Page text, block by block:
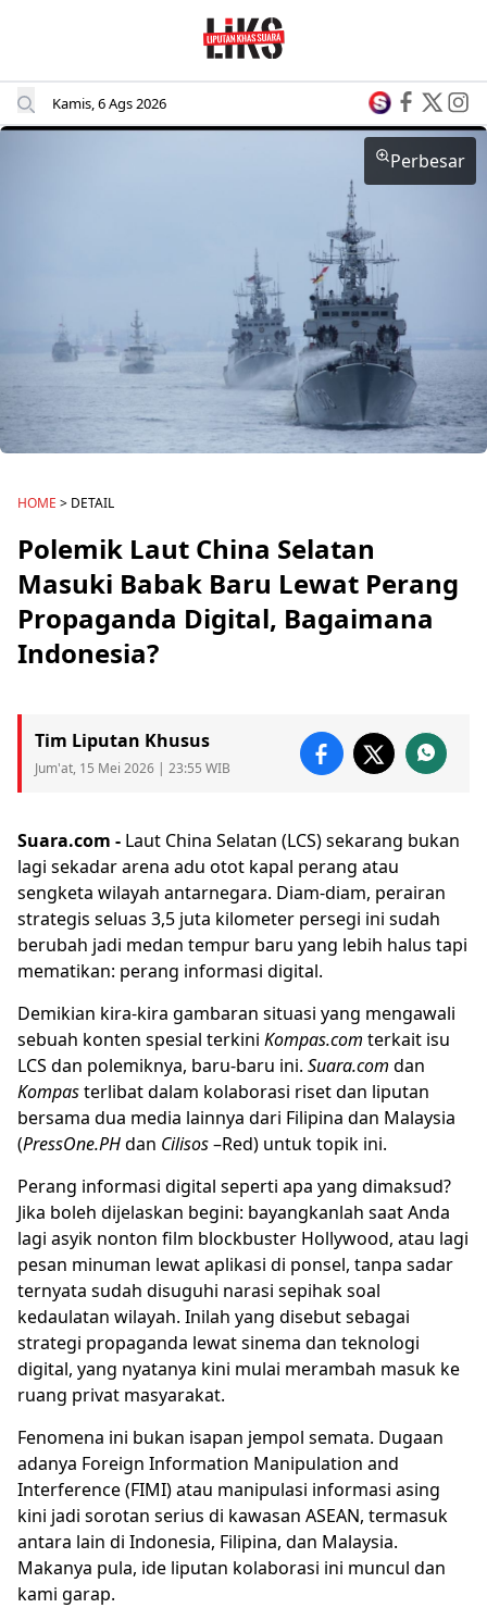
Kamis, 6 Ags 2026
Perbesar
HOME > DETAIL
Polemik Laut China Selatan
Masuki Babak Baru Lewat Perang
Propaganda Digital, Bagaimana
Indonesia?
Tim Liputan Khusus
Jum'at, 15 Mei 2026 | 23:55 WIB
Suara.com - Laut China Selatan (LCS) sekarang bukan
lagi sekadar arena adu otot kapal perang atau
sengketa wilayah antarnegara. Diam-diam, perairan
strategis seluas 3,5 juta kilometer persegi ini sudah
berubah jadi medan tempur baru yang lebih halus tapi
mematikan: perang informasi digital.
Demikian kira-kira gambaran situasi yang mengawali
sebuah konten spesial terkini Kompas.com terkait isu
LCS dan polemiknya, baru-baru ini. Suara.com dan
Kompasterlibat dalam kolaborasi riset dan liputan
bersama dua media lainnya dari Filipina dan Malaysia
(PressOne.PHdan Cilisos–Red) untuk topik ini.
Perang informasi digital seperti apa yang dimaksud?
Jika boleh dijelaskan begini: bayangkanlah saat Anda
lagi asyik nonton film blockbuster Hollywood, atau lagi
pesan minuman lewat aplikasi di ponsel, tanpa sadar
ternyata sudah disuguhi narasi sepihak soal
kedaulatan wilayah. Inilah yang disebut sebagai
strategi propaganda lewat sinema dan teknologi
digital, yang nyatanya kini mulai merambah masuk ke
ruang privat masyarakat.
Fenomena ini bukan isapan jempol semata. Dugaan
adanya Foreign Information Manipulation and
Interference (FIMI) atau manipulasi informasi asing
kini jadi sorotan serius di kawasan ASEAN, termasuk
antara lain di Indonesia, Filipina, dan Malaysia.
Makanya pula, ide liputan kolaborasi ini muncul dan
kami garap.